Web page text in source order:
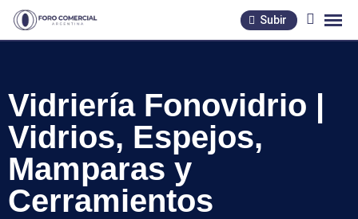
Skip
Subir
Vidriería Fonovidrio |
Vidrios, Espejos,
Mamparas y
Cerramientos